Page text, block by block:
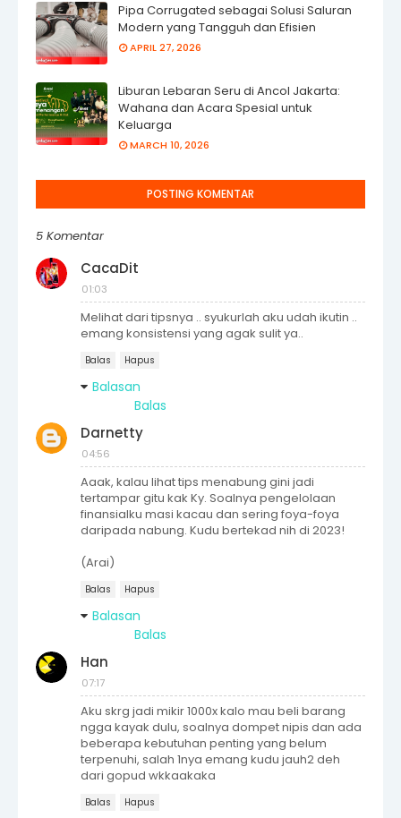
Pipa Corrugated sebagai Solusi Saluran
Modern yang Tangguh dan Efisien
APRIL 27, 2026
Liburan Lebaran Seru di Ancol Jakarta:
Wahana dan Acara Spesial untuk
Keluarga
MARCH 10, 2026
POSTING KOMENTAR
5 Komentar
CacaDit
01:03
Melihat dari tipsnya .. syukurlah aku udah ikutin ..
emang konsistensi yang agak sulit ya..
Balas Hapus
Balasan
Balas
Darnetty
04:56
Aaak, kalau lihat tips menabung gini jadi
tertampar gitu kak Ky. Soalnya pengelolaan
finansialku masi kacau dan sering foya-foya
daripada nabung. Kudu bertekad nih di 2023!
(Arai)
Balas Hapus
Balasan
Balas
Han
07:17
Aku skrg jadi mikir 1000x kalo mau beli barang
ngga kayak dulu, soalnya dompet nipis dan ada
beberapa kebutuhan penting yang belum
terpenuhi, salah 1nya emang kudu jauh2 deh
dari gopud wkkaakaka
Balas Hapus